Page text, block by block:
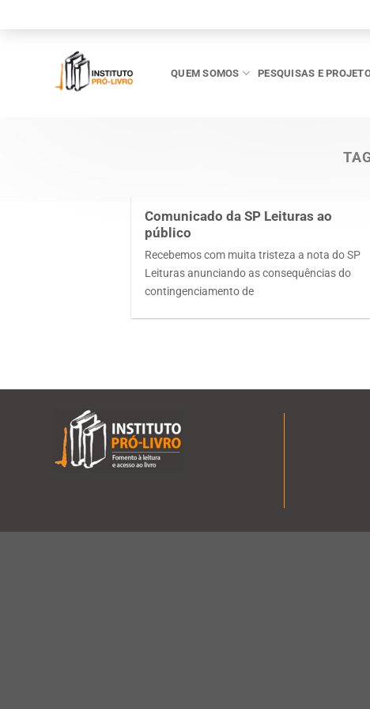
QUEM SOMOS PESQUISAS E
Comunicado da SP Leituras ao
público
Recebemos com muita tristeza a nota do SP
Leituras anunciando as consequências do
contingenciamento de